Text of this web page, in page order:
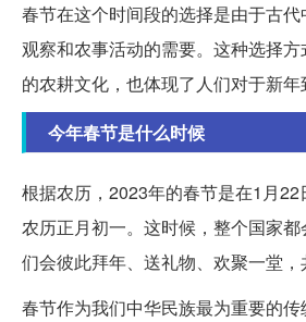
春节在这个时间段的选择是由于古
观察和农事活动的需要。这种选择
的农耕文化，也体现了人们对于新年
今年春节是什么时候
根据农历，2023年的春节是在1月
农历正月初一。这时候，整个国家
们会彼此拜年、送礼物、欢聚一堂，
春节作为我们中华民族最为重要的